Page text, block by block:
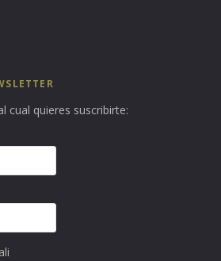
cual quieres suscribirte: